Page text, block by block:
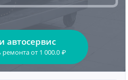
автосервис
ремонтаот 1 000.0 ₽